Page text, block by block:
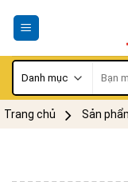
kiếm:
Trang chủ Sản